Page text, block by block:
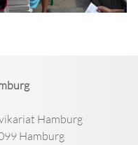
Hamburg
Hamburg